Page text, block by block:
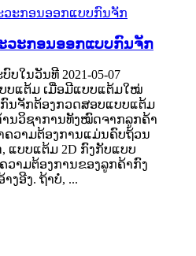
ະກອນອອກແບບກົນຈັກ
ບໃນວັນທີ 2021-05-07
ບແຕ້ມ ເມື່ອມີແບບແຕ້ມໃໝ່
ນຈັກຕ້ອງກວດສອບແບບແຕ້ມ
ານວິຊາການທັງໝົດຈາກລູກຄ້າ
ຄວາມຕ້ອງການແມ່ນຄົບຖ້ວນ
ແບບແຕ້ມ 2D ກົງກັບແບບ
ວາມຕ້ອງການຂອງລູກຄ້າກົງ
ງອີງ. ຖ້າບໍ່, ...